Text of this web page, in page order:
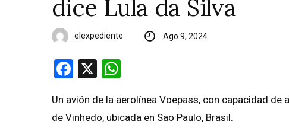
dice Lula da Silva
elexpediente Ago 9, 2024
Facebook
X
Un avión de la aerolínea Voepass, con capacidad
de Vinhedo, ubicada en Sao Paulo, Brasil.